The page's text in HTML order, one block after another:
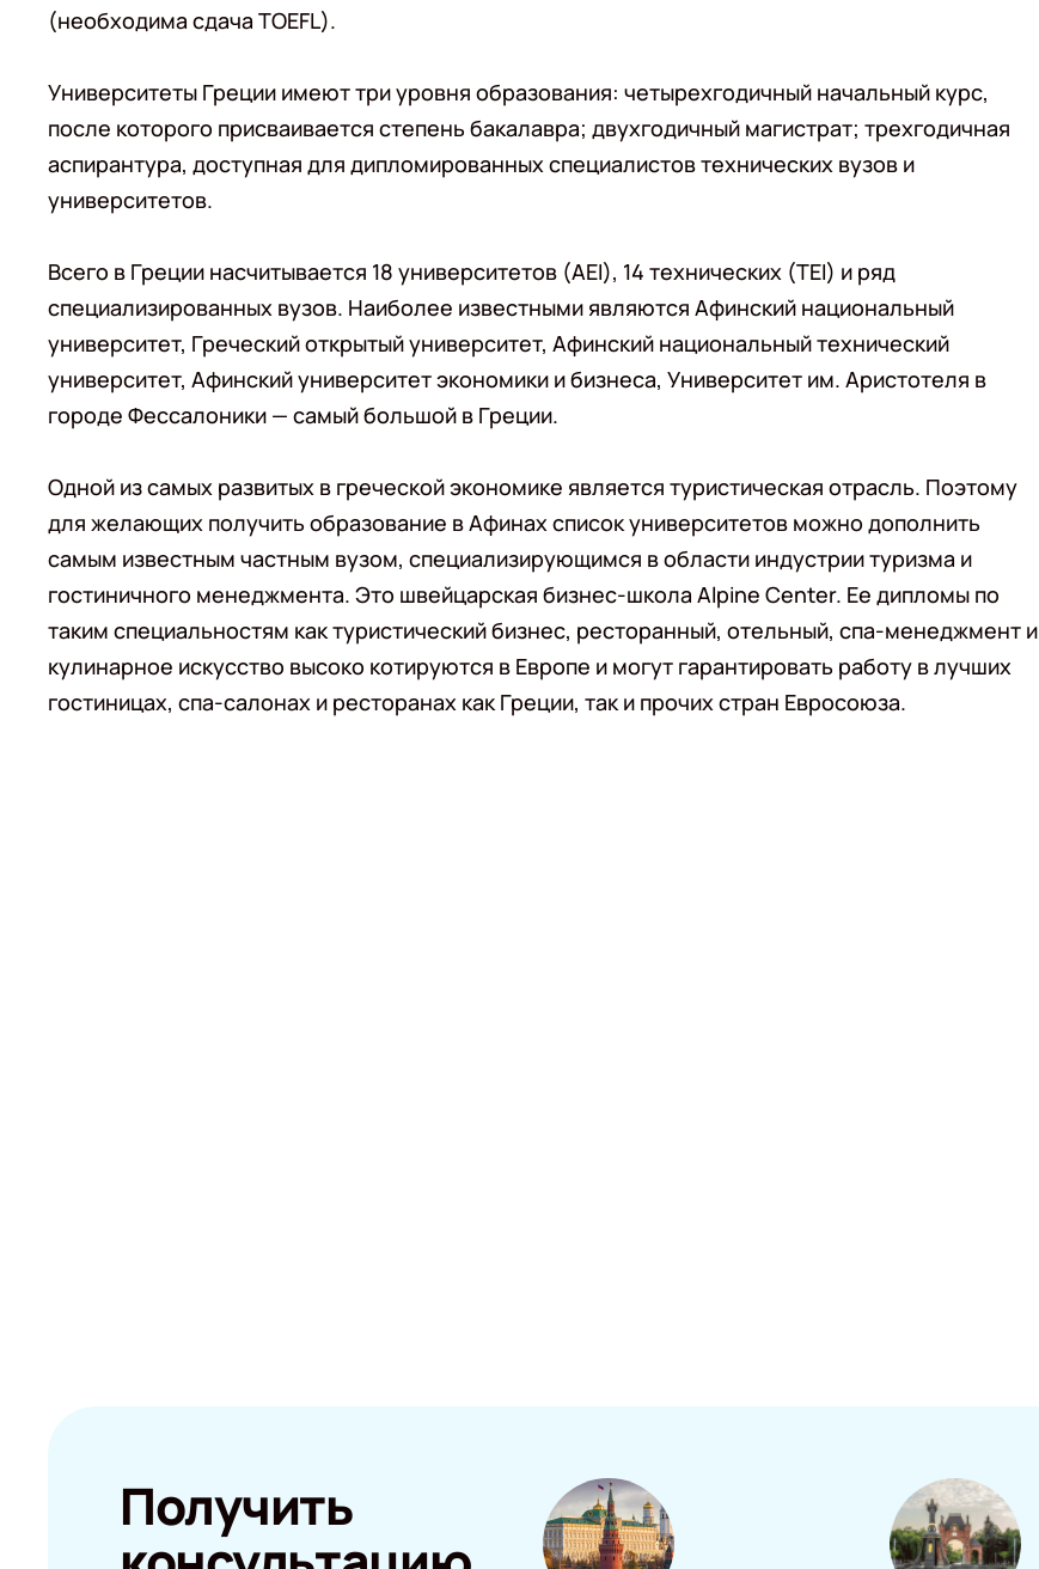
(необходима сдача TOEFL).
Университеты Греции имеют три уровня образования: четырехгодичный начальный курс,
после которого присваивается степень бакалавра; двухгодичный магистрат; трехгодичная
аспирантура, доступная для дипломированных специалистов технических вузов и
университетов.
Всего в Греции насчитывается 18 университетов (AEI), 14 технических (TEI) и ряд
специализированных вузов. Наиболее известными являются Афинский национальный
университет, Греческий открытый университет, Афинский национальный технический
университет, Афинский университет экономики и бизнеса, Университет им. Аристотеля в
городе Фессалоники — самый большой в Греции.
Одной из самых развитых в греческой экономике является туристическая отрасль. Поэтому
для желающих получить образование в Афинах список университетов можно дополнить
самым известным частным вузом, специализирующимся в области индустрии туризма и
гостиничного менеджмента. Это швейцарская бизнес-школа Alpine Center. Ее дипломы по
таким специальностям как туристический бизнес, ресторанный, отельный, спа-менеджмент и
кулинарное искусство высоко котируются в Европе и могут гарантировать работу в лучших
гостиницах, спа-салонах и ресторанах как Греции, так и прочих стран Евросоюза.
Получить